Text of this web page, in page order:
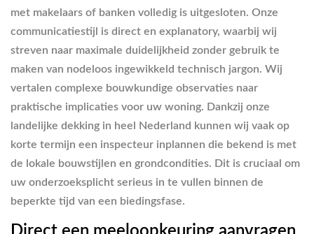
met makelaars of banken volledig is uitgesloten. Onze
communicatiestijl is direct en explanatory, waarbij wij
streven naar maximale duidelijkheid zonder gebruik te
maken van nodeloos ingewikkeld technisch jargon. Wij
vertalen complexe bouwkundige observaties naar
praktische implicaties voor uw woning. Dankzij onze
landelijke dekking in heel Nederland kunnen wij vaak op
korte termijn een inspecteur inplannen die bekend is met
de lokale bouwstijlen en grondcondities. Dit is cruciaal om
uw onderzoeksplicht serieus in te vullen binnen de
beperkte tijd van een biedingsfase.